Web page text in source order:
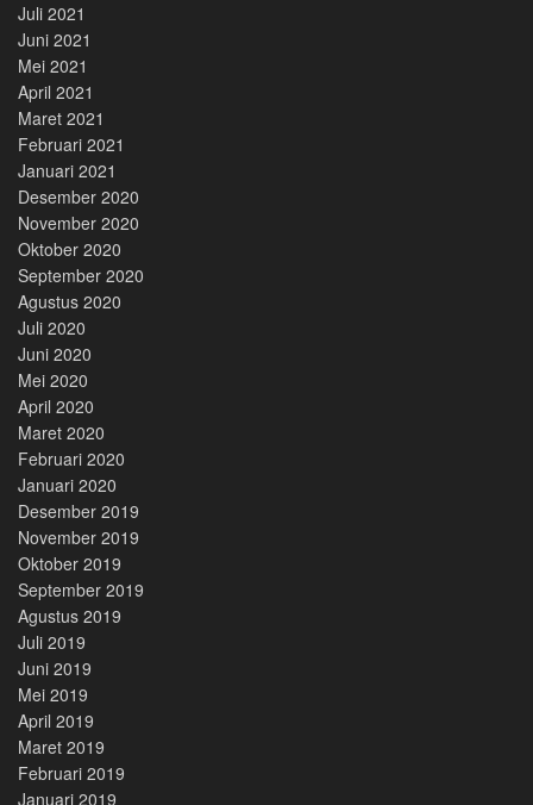
Juli 2021
Juni 2021
Mei 2021
April 2021
Maret 2021
Februari 2021
Januari 2021
Desember 2020
November 2020
Oktober 2020
September 2020
Agustus 2020
Juli 2020
Juni 2020
Mei 2020
April 2020
Maret 2020
Februari 2020
Januari 2020
Desember 2019
November 2019
Oktober 2019
September 2019
Agustus 2019
Juli 2019
Juni 2019
Mei 2019
April 2019
Maret 2019
Februari 2019
Januari 2019